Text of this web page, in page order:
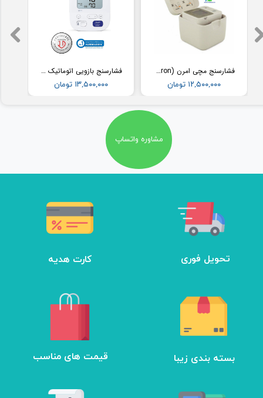
فشارسنج بازویی اتوماتیک با کاف پهن امرن (OMRON) مدل M3
۱۳,۵۰۰,۰۰۰ تومان
فشارسنج مچی امرن (Omron) مدل RS2
۱۲,۵۰۰,۰۰۰ تومان
مشاوره واتساپ
تحویل فوری کارت هدیه
​قیمت های مناسب بسته بندی زیبا